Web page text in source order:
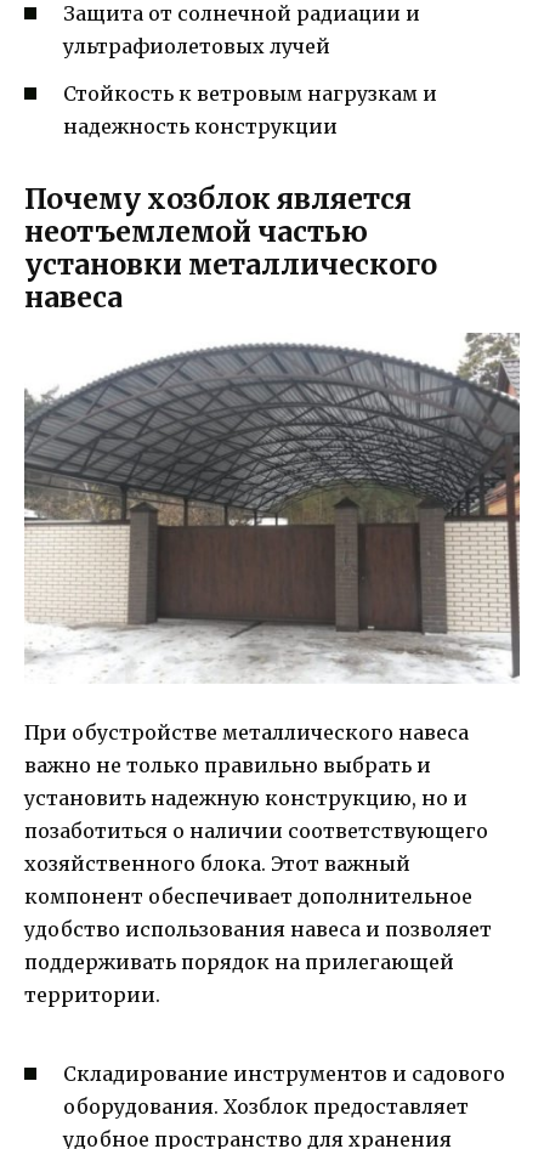
Защита от солнечной радиации и
ультрафиолетовых лучей
Стойкость к ветровым нагрузкам и
надежность конструкции
Почему хозблок является
неотъемлемой частью
установки металлического
навеса
При обустройстве металлического навеса
важно не только правильно выбрать и
установить надежную конструкцию, но и
позаботиться о наличии соответствующего
хозяйственного блока. Этот важный
компонент обеспечивает дополнительное
удобство использования навеса и позволяет
поддерживать порядок на прилегающей
территории.
Складирование инструментов и садового
оборудования. Хозблок предоставляет
удобное пространство для хранения